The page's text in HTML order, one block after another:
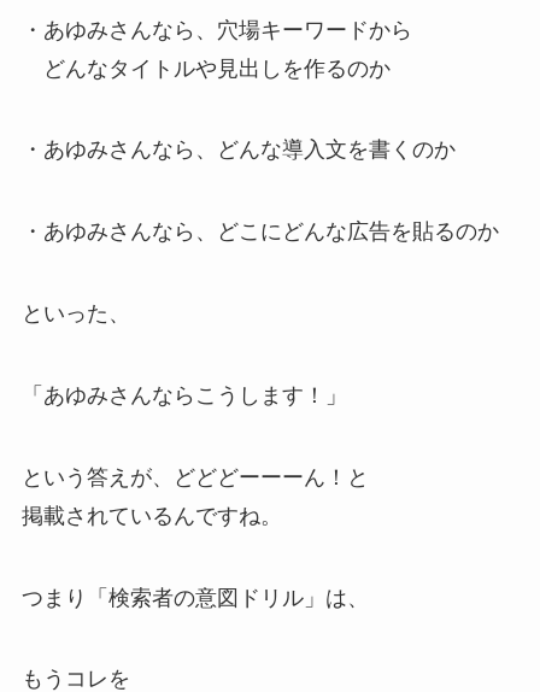
・あゆみさんなら、穴場キーワードから
どんなタイトルや見出しを作るのか
・あゆみさんなら、どんな導入文を書くのか
・あゆみさんなら、どこにどんな広告を貼るのか
といった、
「あゆみさんならこうします！」
という答えが、どどどーーーん！と
掲載されているんですね。
つまり「検索者の意図ドリル」は、
もうコレを